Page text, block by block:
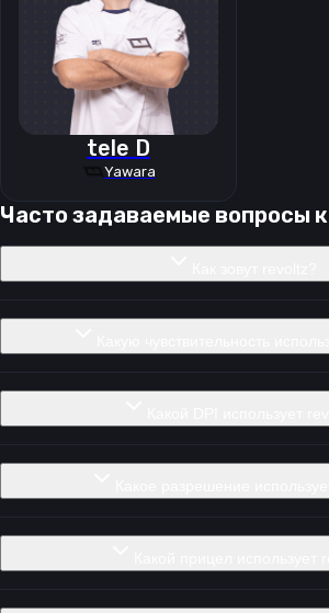
tele D
Yawara
Часто задаваемые вопросы к